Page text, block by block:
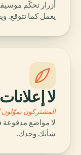
أزرار تحكّم
يعمل كما تتوقع.
لا
المشتركون يموّلون
لا مواضع مدفوعة
شأنك وحدك.